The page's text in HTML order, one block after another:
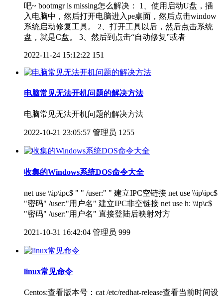
吧~ bootmgr is missing怎么解决： 1、使用启动U盘，插
入电脑中，然后打开电脑进入pe桌面，然后点击window
系统启动修复工具。 2、打开工具以后，然后点击系统
盘，就是C盘。 3、然后到点击“自动修复”或者
2022-11-24 15:12:22 151
电脑常见无法开机问题的解决方法
电脑常见无法开机问题的解决方法
2022-10-21 23:05:57 管理员 1255
收集的Windows系统DOS命令大全
net use \\ip\ipc$ " " /user:" " 建立IPC空链接 net use \\ip\ipc$
"密码" /user:"用户名" 建立IPC非空链接 net use h: \\ip\c$
"密码" /user:"用户名" 直接登陆后映射对方
2021-10-31 16:42:04 管理员 999
linux常见命令
Centos:查看版本号：cat /etc/redhat-release查看当前时间设